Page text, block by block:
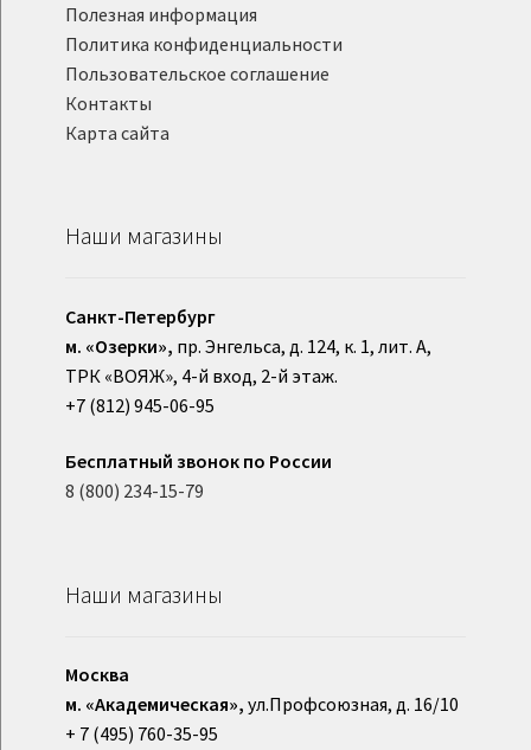
Полезная информация
Политика конфиденциальности
Пользовательское соглашение
Контакты
Карта сайта
Наши магазины
Санкт-Петербург
м. «Озерки», пр. Энгельса, д. 124, к. 1, лит. А,
ТРК «ВОЯЖ», 4-й вход, 2-й этаж.
+7 (812) 945-06-95
Бесплатный звонок по России
8 (800) 234-15-79
Наши магазины
Москва
м. «Академическая», ул.Профсоюзная, д. 16/10
+ 7 (495) 760-35-95